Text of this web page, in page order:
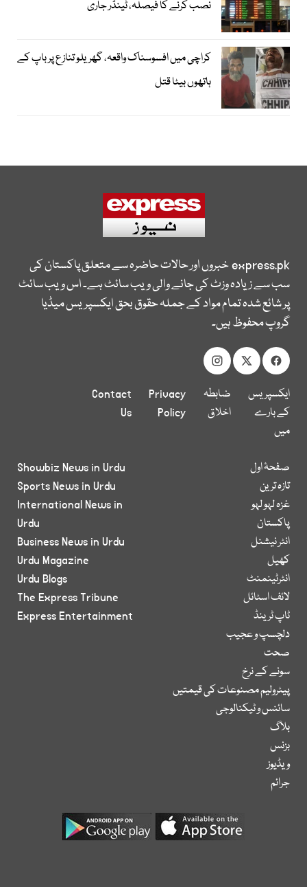
نصب کرنے کا فیصلہ، ٹینڈر جاری
کراچی میں افسوسناک واقعہ، گھریلو تنازع پر باپ کے
ہاتھوں بیٹا قتل
express.pkخبروں اور حالات حاضرہ سے متعلق پاکستان کی
سب سے زیادہ وزٹ کی جانے والی ویب سائٹ ہے۔ اس ویب سائٹ
پر شائع شدہ تمام مواد کے جملہ حقوق بحق ایکسپریس میڈیا
گروپ محفوظ ہیں۔
ایکسپریس
کے بارے
میں
ضابطہ
اخلاق
Privacy
Policy
Contact
Us
صفحۂ اول
تازہ ترین
غزہ لہو لہو
پاکستان
انٹر نیشنل
کھیل
انٹرٹینمنٹ
لائف اسٹائل
ٹاپ ٹرینڈ
دلچسپ و عجیب
صحت
سونے کے نرخ
پیٹرولیم مصنوعات کی قیمتیں
سائنس و ٹیکنالوجی
بلاگ
بزنس
ویڈیوز
جرائم
Showbiz News in Urdu
Sports News in Urdu
International News in
Urdu
Business News in Urdu
Urdu Magazine
Urdu Blogs
The Express Tribune
Express Entertainment